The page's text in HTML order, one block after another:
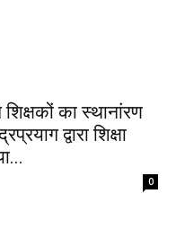
का स्थानांरण
द्वारा शिक्षा
0